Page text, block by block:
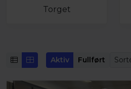
Torget
Aktiv Fullført